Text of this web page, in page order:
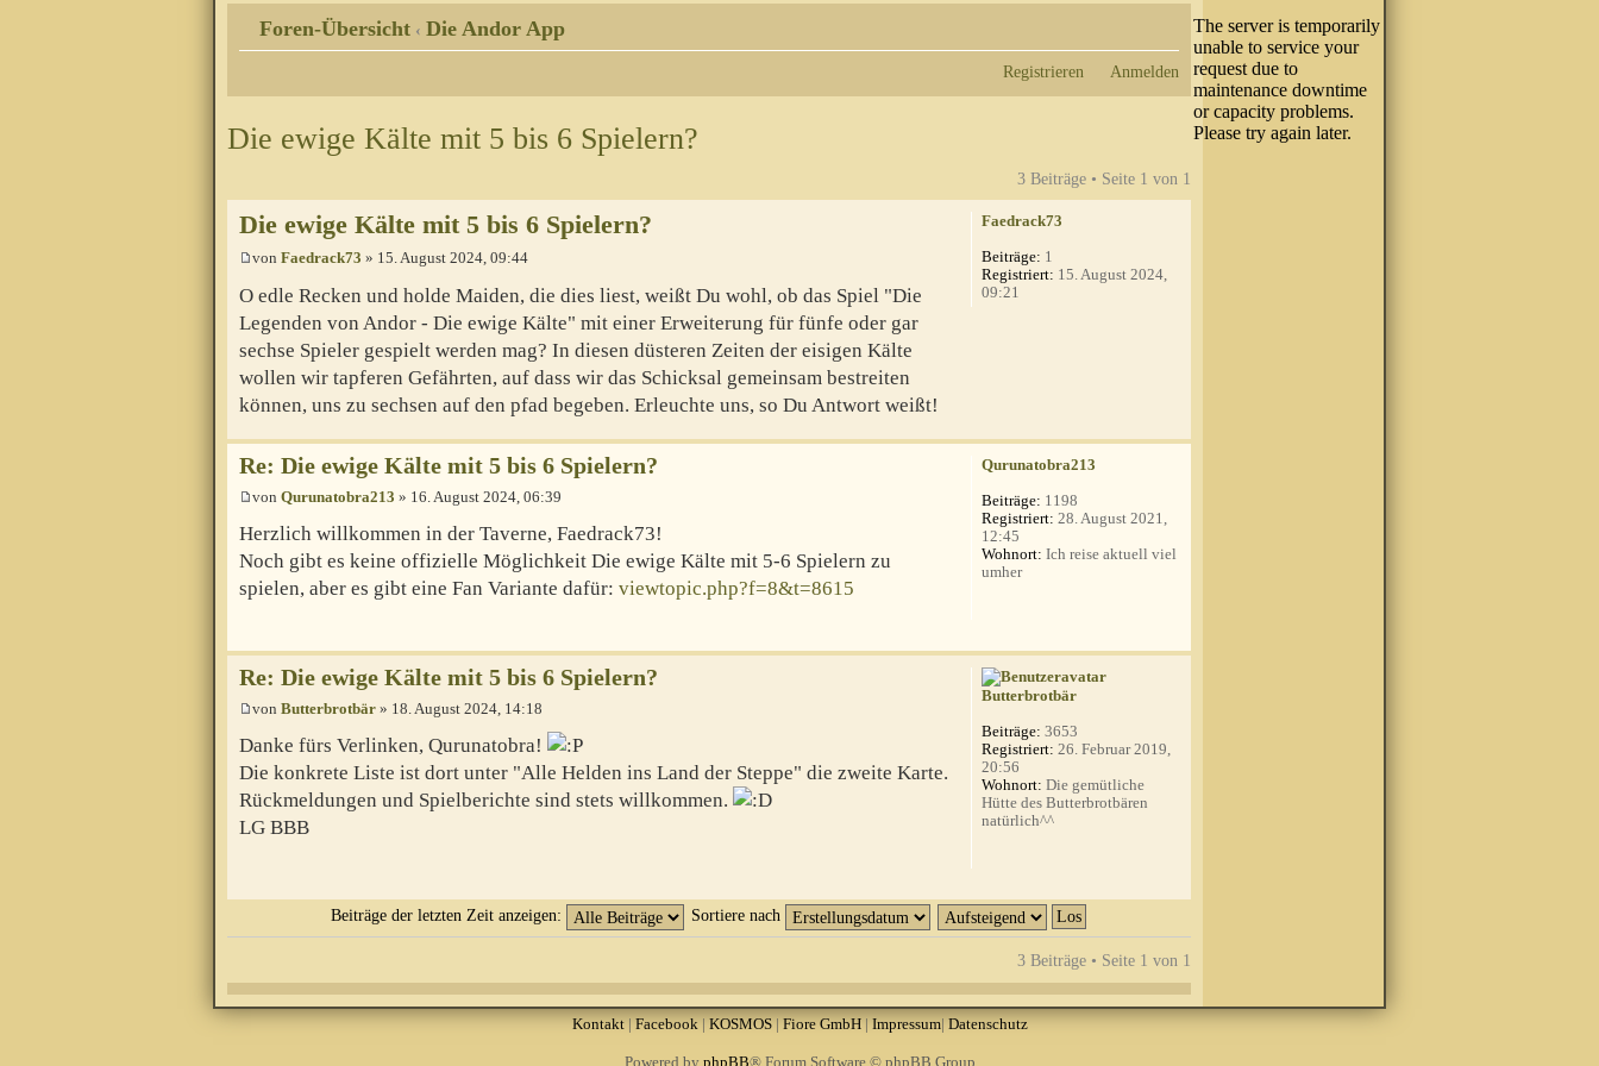
Foren-Übersicht ‹ Die Andor App
Registrieren Anmelden
Die ewige Kälte mit 5 bis 6 Spielern?
3 Beiträge • Seite 1 von 1
Die ewige Kälte mit 5 bis 6 Spielern?
von Faedrack73 » 15. August 2024, 09:44
O edle Recken und holde Maiden, die dies liest, weißt Du wohl, ob das Spiel "Die
Legenden von Andor - Die ewige Kälte" mit einer Erweiterung für fünfe oder gar
sechse Spieler gespielt werden mag? In diesen düsteren Zeiten der eisigen Kälte
wollen wir tapferen Gefährten, auf dass wir das Schicksal gemeinsam bestreiten
können, uns zu sechsen auf den pfad begeben. Erleuchte uns, so Du Antwort weißt!
Faedrack73
Beiträge: 1
Registriert: 15. August 2024,
09:21
Re: Die ewige Kälte mit 5 bis 6 Spielern?
von Qurunatobra213 » 16. August 2024, 06:39
Herzlich willkommen in der Taverne, Faedrack73!
Noch gibt es keine offizielle Möglichkeit Die ewige Kälte mit 5-6 Spielern zu
spielen, aber es gibt eine Fan Variante dafür: viewtopic.php?f=8&t=8615
Qurunatobra213
Beiträge: 1198
Registriert: 28. August 2021,
12:45
Wohnort: Ich reise aktuell viel
umher
Re: Die ewige Kälte mit 5 bis 6 Spielern?
von Butterbrotbär » 18. August 2024, 14:18
Danke fürs Verlinken, Qurunatobra!
Die konkrete Liste ist dort unter "Alle Helden ins Land der Steppe" die zweite Karte.
Rückmeldungen und Spielberichte sind stets willkommen.
LG BBB
Butterbrotbär
Beiträge: 3653
Registriert: 26. Februar 2019,
20:56
Wohnort: Die gemütliche
Hütte des Butterbrotbären
natürlich^^
Beiträge der letzten Zeit anzeigen: Sortiere nach
3 Beiträge • Seite 1 von 1
Kontakt| Facebook | KOSMOS| Fiore GmbH| Impressum| Datenschutz
Powered by phpBB® Forum Software © phpBB Group